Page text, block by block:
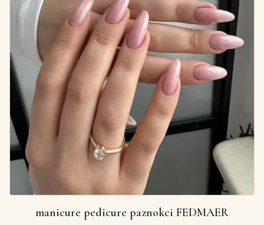
manicure pedicure paznokci FEDMAER